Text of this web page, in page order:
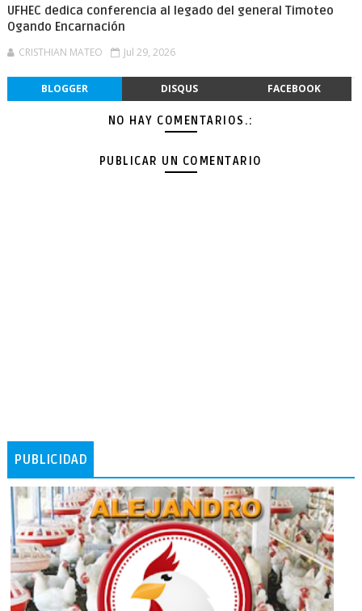
UFHEC dedica conferencia al legado del general Timoteo
Ogando Encarnación
CRISTHIAN MATEO Jul 29, 2026
BLOGGER DISQUS FACEBOOK
NO HAY COMENTARIOS.:
PUBLICAR UN COMENTARIO
PUBLICIDAD